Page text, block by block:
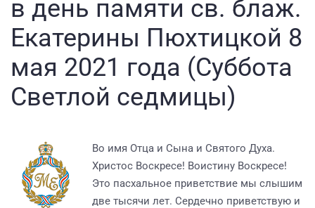
в день памяти св. блаж.
Екатерины Пюхтицкой 8
мая 2021 года (Суббота
Светлой седмицы)
Во имя Отца и Сына и Святого Духа.
Христос Воскресе! Воистину Воскресе!
Это пасхальное приветствие мы слышим
две тысячи лет. Сердечно приветствую и